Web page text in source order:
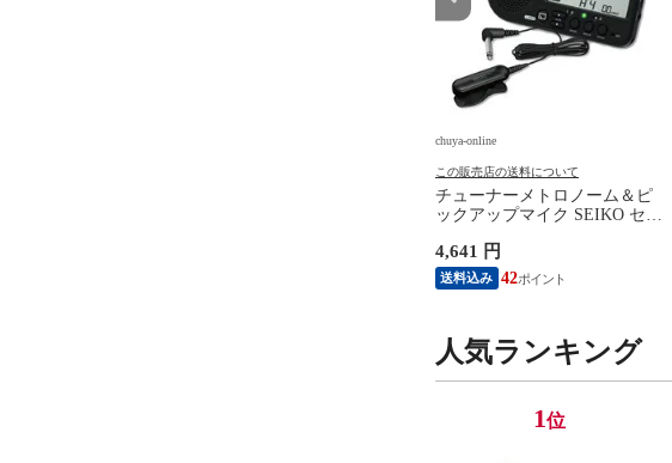
chuya-online
この販売店の送料について
チューナーメトロノーム＆ピ
ックアップマイク SEIKO セイ
ルパック ブラック
4,641 円
送料込み 42
人気ランキング
1位